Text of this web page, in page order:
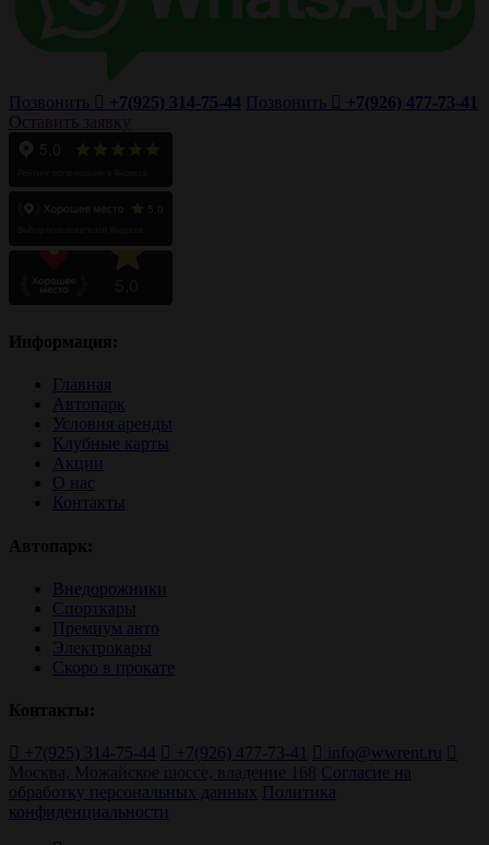
Позвонить +7(925) 314-75-44 Позвонить
+7(926) 477-73-41
Информация:
Главная
Автопарк
Условия аренды
Клубные карты
Акции
О нас
Контакты
Автопарк:
Внедорожники
Спорткары
Премиум авто
Электрокары
Скоро в прокате
Контакты:
+7(925) 314-75-44 +7(926) 477-73-41
info@wwrent.ru
Согласие на
обработку персональных данных Политика
конфиденциальности